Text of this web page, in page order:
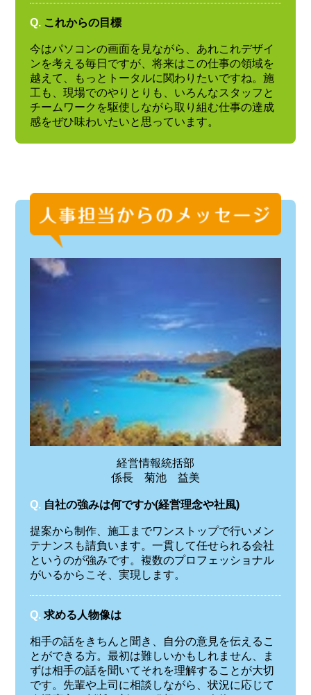
Q. これからの目標
今はパソコンの画面を見ながら、あれこれデザイ
ンを考える毎日ですが、将来はこの仕事の領域を
越えて、もっとトータルに関わりたいですね。施
工も、現場でのやりとりも、いろんなスタッフと
チームワークを駆使しながら取り組む仕事の達成
感をぜひ味わいたいと思っています。
経営情報統括部
係長 菊池 益美
Q. 自社の強みは何ですか(経営理念や社風)
提案から制作、施工までワンストップで行いメン
テナンスも請負います。一貫して任せられる会社
というのが強みです。複数のプロフェッショナル
がいるからこそ、実現します。
Q. 求める人物像は
相手の話をきちんと聞き、自分の意見を伝えるこ
とができる方。最初は難しいかもしれません、ま
ずは相手の話を聞いてそれを理解することが大切
です。先輩や上司に相談しながら、状況に応じて